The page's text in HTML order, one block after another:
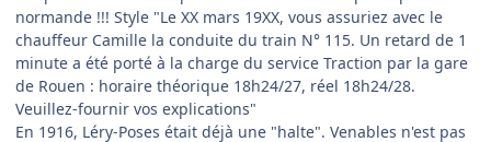
normande !!! Style "Le XX mars 19XX, vous assuriez avec le
chauffeur Camille la conduite du train N° 115. Un retard de 1
minute a été porté à la charge du service Traction par la gare
de Rouen : horaire théorique 18h24/27, réel 18h24/28.
Veuillez-fournir vos explications"
En 1916, Léry-Poses était déjà une "halte". Venables n'est pas